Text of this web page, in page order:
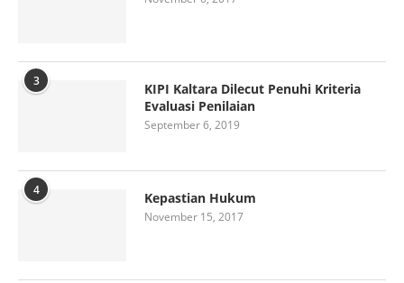
3
KIPI Kaltara Dilecut Penuhi Kriteria
Evaluasi Penilaian
September 6, 2019
4 Kepastian Hukum
November 15, 2017